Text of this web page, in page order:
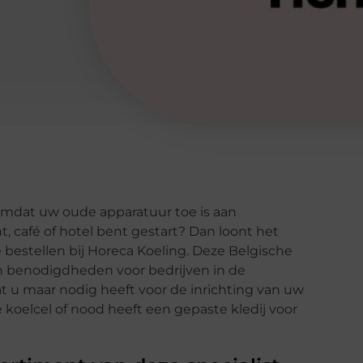
uw oude apparatuur toe is aan
café of hotel bent gestart? Dan loont het
bij Horeca Koeling. Deze Belgische
voor bedrijven in de
u maar nodig heeft voor de inrichting van uw
of nood heeft een gepaste kledij voor